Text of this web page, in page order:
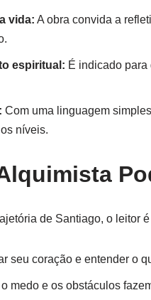
vida: A obra convida a
espiritual: É indicado
Com uma linguagem
níveis.
de Santiago, o leitor
seu coração e entender o
medo e os obstáculos